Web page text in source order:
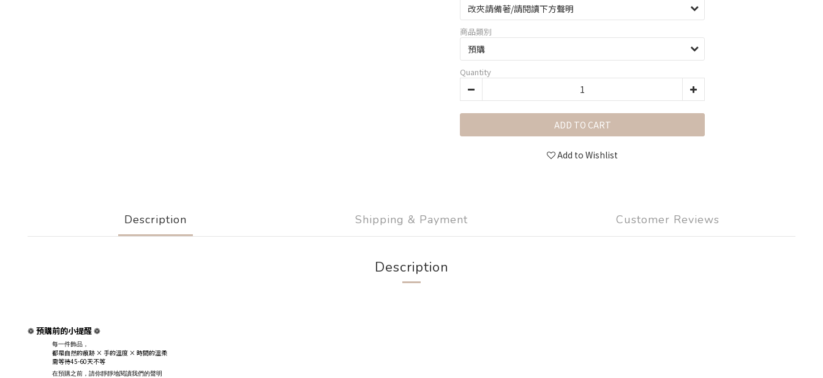
商品類別
Quantity
ADD TO CART
Add to Wishlist
Description Shipping & Payment Customer Reviews
Description
❁ 預購前的小提醒 ❁
每一件飾品，
都是自然的痕跡 × 手的溫度 × 時間的溫柔
需等待45-60天不等
在預購之前，請你靜靜地閱讀我們的聲明